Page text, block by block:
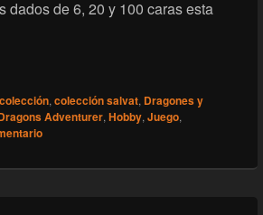
dados de 6, 20 y 100 caras esta
Adventurer] Desglose de números 20-40
colección, colección salvat, Dragones y
Adventurer, Hobby, Juego,